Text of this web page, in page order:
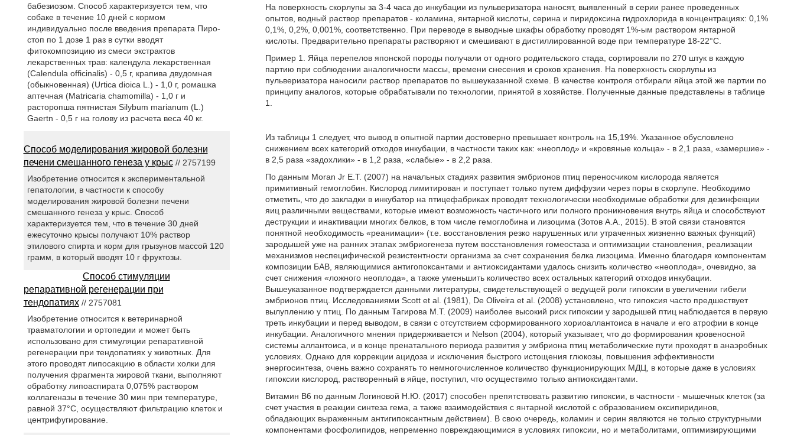
На поверхность скорлупы за 3-4 часа до инкубации из пульверизатора наносят, выявленный в серии ранее проведенных
опытов, водный раствор препаратов - коламина, янтарной кислоты, серина и пиридоксина гидрохлорида в концентрациях: 0,1%
0,1%, 0,2%, 0,001%, соответственно. При переводе в выводные шкафы обработку проводят 1%-ым раствором янтарной
кислоты. Предварительно препараты растворяют и смешивают в дистиллированной воде при температуре 18-22°С.
Пример 1. Яйца перепелов японской породы получали от одного родительского стада, сортировали по 270 штук в каждую
партию при соблюдении аналогичности массы, времени снесения и сроков хранения. На поверхность скорлупы из
пульверизатора наносили раствор препаратов по вышеуказанной схеме. В качестве контроля отбирали яйца этой же партии по
принципу аналогов, которые обрабатывали по технологии, принятой в хозяйстве. Полученные данные представлены в таблице
1.
Из таблицы 1 следует, что вывод в опытной партии достоверно превышает контроль на 15,19%. Указанное обусловлено
снижением всех категорий отходов инкубации, в частности таких как: «неоплод» и «кровяные кольца» - в 2,1 раза, «замершие» -
в 2,5 раза «задохлики» - в 1,2 раза, «слабые» - в 2,2 раза.
По данным Moran Jr Е.Т. (2007) на начальных стадиях развития эмбрионов птиц переносчиком кислорода является
примитивный гемоглобин. Кислород лимитирован и поступает только путем диффузии через поры в скорлупе. Необходимо
отметить, что до закладки в инкубатор на птицефабриках проводят технологически необходимые обработки для дезинфекции
яиц различными веществами, которые имеют возможность частичного или полного проникновения внутрь яйца и способствуют
деструкции и инактивации многих белков, в том числе гемоглобина и лизоцима (Зотов А.А., 2015). В этой связи становятся
понятной необходимость «реанимации» (т.е. восстановления резко нарушенных или утраченных жизненно важных функций)
зародышей уже на ранних этапах эмбриогенеза путем восстановления гомеостаза и оптимизации становления, реализации
механизмов неспецифической резистентности организма за счет сохранения белка лизоцима. Именно благодаря компонентам
композиции БАВ, являющимися антигопоксантами и антиоксидантами удалось снизить количество «неоплода», очевидно, за
счет снижения «ложного неоплода», а также уменьшить количество всех остальных категорий отходов инкубации.
Вышеуказанное подтверждается данными литературы, свидетельствующей о ведущей роли гипоксии в увеличении гибели
эмбрионов птиц. Исследованиями Scott et al. (1981), De Oliveira et al. (2008) установлено, что гипоксия часто предшествует
вылуплению у птиц. По данным Тагирова М.Т. (2009) наиболее высокий риск гипоксии у зародышей птиц наблюдается в первую
треть инкубации и перед выводом, в связи с отсутствием сформированного хориоаллантоиса в начале и его атрофии в конце
инкубации. Аналогичного мнения придерживается и Nelson (2004), который указывает, что до формирования кровеносной
системы аллантоиса, и в конце пренатального периода развития у эмбриона птиц метаболические пути проходят в анаэробных
условиях. Однако для коррекции ацидоза и исключения быстрого истощения глюкозы, повышения эффективности
энергосинтеза, очень важно сохранять то немногочисленное количество функционирующих МДЦ, в которые даже в условиях
гипоксии кислород, растворенный в яйце, поступил, что осуществимо только антиоксидантами.
Витамин В6 по данным Логиновой Н.Ю. (2017) способен препятствовать развитию гипоксии, в частности - мышечных клеток (за
счет участия в реакции синтеза гема, а также взаимодействия с янтарной кислотой с образованием оксипиридинов,
обладающих выраженным антигипоксантным действием). В свою очередь, коламин и серин являются не только структурными
компонентами фосфолипидов, непременно повреждающимися в условиях гипоксии, но и метаболитами, оптимизирующими
бабезиозом. Способ характеризуется тем, что
собаке в течение 10 дней с кормом
индивидуально после введения препарата Пиро-
стоп по 1 дозе 1 раз в сутки вводят
фитокомпозицию из смеси экстрактов
лекарственных трав: календула лекарственная
(Calеndula officinаlis) - 0,5 г, крапива двудомная
(обыкновенная) (Urtica dioica L.) - 1,0 г, ромашка
аптечная (Matricaria chamomilla) - 1,0 г и
расторопша пятнистая Silybum marianum (L.)
Gaertn - 0,5 г на голову из расчета веса 40 кг.
Способ моделирования жировой болезни
печени смешанного генеза у крыс// 2757199
Изобретение относится к экспериментальной
гепатологии, в частности к способу
моделирования жировой болезни печени
смешанного генеза у крыс. Способ
характеризуется тем, что в течение 30 дней
ежесуточно крысы получают 10% раствор
этилового спирта и корм для грызунов массой 120
грамм, в который вводят 10 г фруктозы.
Способ стимуляции
репаративной регенерации при
тендопатиях// 2757081
Изобретение относится к ветеринарной
травматологии и ортопедии и может быть
использовано для стимуляции репаративной
регенерации при тендопатиях у животных. Для
этого проводят липосакцию в области холки для
получения фрагмента жировой ткани, выполняют
обработку липоаспирата 0,075% раствором
коллагеназы в течение 30 мин при температуре,
равной 37°С, осуществляют фильтрацию клеток и
центрифугирование.